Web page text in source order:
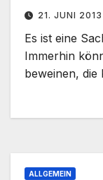
21. JUNI 2013
Es ist eine
Immerhin
beweinen,
ALLGEMEIN